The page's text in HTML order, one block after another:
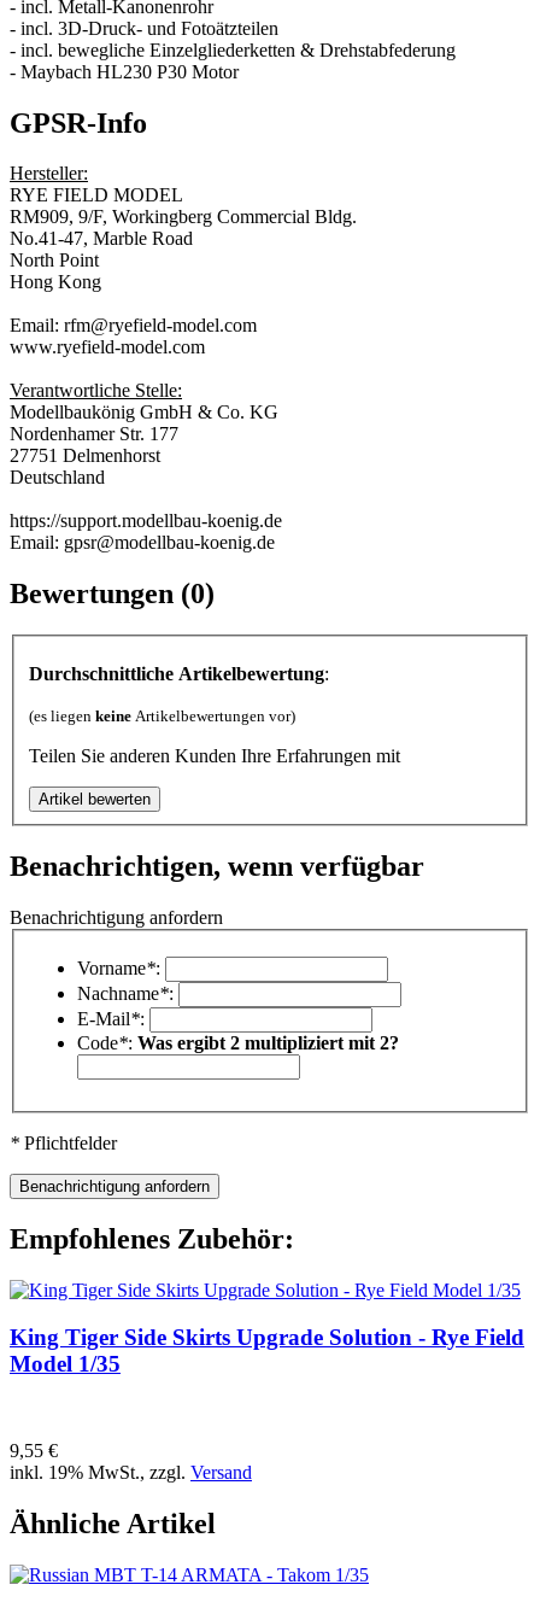
- incl. Metall-Kanonenrohr
- incl. 3D-Druck- und Fotoätzteilen
- incl. bewegliche Einzelgliederketten & Drehstabfederung
- Maybach HL230 P30 Motor
GPSR-Info
Hersteller:
RYE FIELD MODEL
RM909, 9/F, Workingberg Commercial Bldg.
No.41-47, Marble Road
North Point
Hong Kong
Email: rfm@ryefield-model.com
www.ryefield-model.com
Verantwortliche Stelle:
Modellbaukönig GmbH & Co. KG
Nordenhamer Str. 177
27751 Delmenhorst
Deutschland
https://support.modellbau-koenig.de
Email: gpsr@modellbau-koenig.de
Bewertungen (0)
Durchschnittliche Artikelbewertung:
(es liegen keine Artikelbewertungen vor)
Teilen Sie anderen Kunden Ihre Erfahrungen mit
Benachrichtigen, wenn verfügbar
Benachrichtigung anfordern
Vorname*:
Nachname*:
E-Mail*:
Code*: Was ergibt 2 multipliziert mit 2?
* Pflichtfelder
Empfohlenes Zubehör:
King Tiger Side Skirts Upgrade Solution - Rye Field
Model 1/35
9,55 €
inkl. 19% MwSt., zzgl. Versand
Ähnliche Artikel